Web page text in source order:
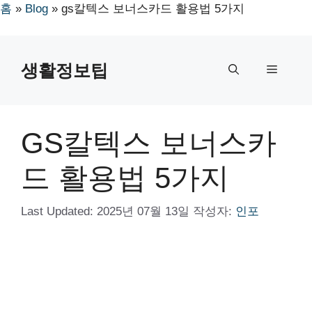
홈 » Blog » gs칼텍스 보너스카드 활용법 5가지
생활정보팁 메
GS칼텍스 보너스카
드 활용법 5가지
Last Updated: 2025년 07월 13일 작성자: 인포